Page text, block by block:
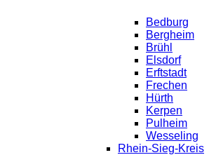
Bedburg
Bergheim
Brühl
Elsdorf
Erftstadt
Frechen
Hürth
Kerpen
Pulheim
Wesseling
Rhein-Sieg-Kreis